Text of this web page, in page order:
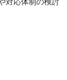
対応体制の検討